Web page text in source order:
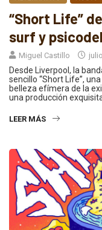
“Short Life”
surf y
Miguel Castillo
Desde Liverpool, la
sencillo “Short Life”,
belleza efímera de la
una producción
LEER MÁS